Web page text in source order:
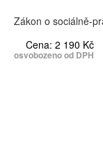
Zákon o sociálně-
Cena: 2 190 Kč
osvobozeno od DPH